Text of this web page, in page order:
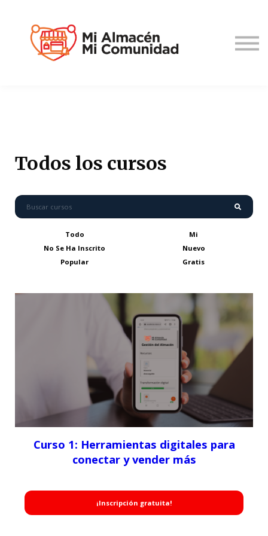
Registrate
Todos los cursos
Todo
Mi
No Se Ha Inscrito
Nuevo
Popular
Gratis
Curso 1: Herramientas digitales para
conectar y vender más
¡Inscripción gratuita!